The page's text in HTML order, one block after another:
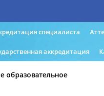
специалиста
аккредитация
образовательное